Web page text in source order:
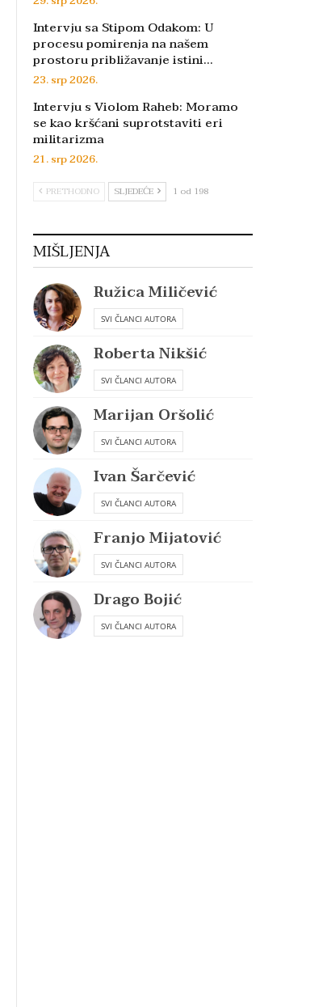
Intervju sa Stipom Odakom: U
procesu pomirenja na našem
prostoru približavanje istini…
23. srp 2026.
Intervju s Violom Raheb: Moramo
se kao kršćani suprotstaviti eri
militarizma
21. srp 2026.
PRETHODNO SLJEDEĆE 1 od 198
MIŠLJENJA
Ružica Miličević
SVI ČLANCI AUTORA
Roberta Nikšić
SVI ČLANCI AUTORA
Marijan Oršolić
SVI ČLANCI AUTORA
Ivan Šarčević
SVI ČLANCI AUTORA
Franjo Mijatović
SVI ČLANCI AUTORA
Drago Bojić
SVI ČLANCI AUTORA